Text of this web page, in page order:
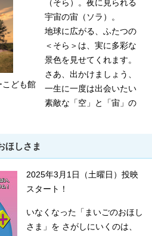
ども館
（そら）。夜に見られる
宇宙の宙（ソラ）。
地球に広がる、ふたつの
＜そら＞は、実に多彩な
景色を見せてくれます。
さあ、出かけましょう、
一生に一度は出会いたい
素敵な「空」と「宙」の
ほしさま
2025年3月1日（土曜日）投映
スタート！
いなくなった「まいごのおほし
さま」を さがしにいくのは、